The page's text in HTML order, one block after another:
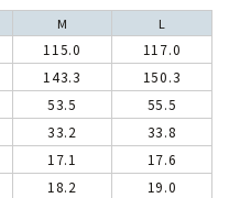
M L
115.0
117.0
143.3
150.3
53.5
55.5
33.2
33.8
17.1
17.6
18.2
19.0